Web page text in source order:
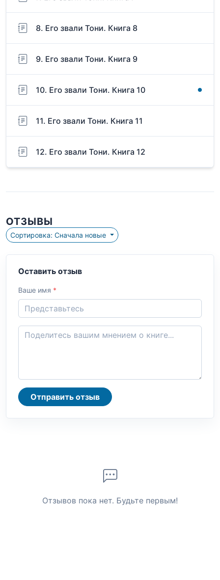
8. Его звали Тони. Книга 8
9. Его звали Тони. Книга 9
10. Его звали Тони. Книга 10
11. Его звали Тони. Книга 11
12. Его звали Тони. Книга 12
ОТЗЫВЫ
Сортировка: Сначала новые
Оставить отзыв
Ваше имя *
Отправить отзыв
Отзывов пока нет. Будьте первым!